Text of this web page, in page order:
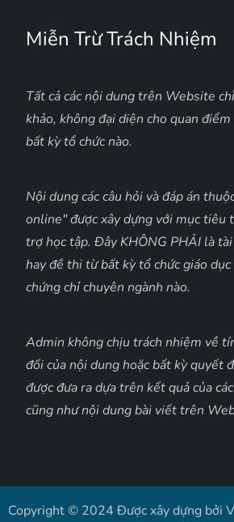
Miễn Trừ Trách Nhiệm
Tất cả các nội dung trên Website
khảo, không đại diện cho quan
bất kỳ tổ chức nào.
Nội dung các câu hỏi và đáp án
online" được xây dựng với mục tiêu
trợ học tập. Đây KHÔNG PHẢI là
hay đề thi từ bất kỳ tổ chức giáo dục
chứng chỉ chuyên ngành nào.
Admin không chịu trách nhiệm về
đối của nội dung hoặc bất kỳ quyết
được đưa ra dựa trên kết quả của
cũng như nội dung bài viết trên
Copyright © 2024 Được xây dựng bởi